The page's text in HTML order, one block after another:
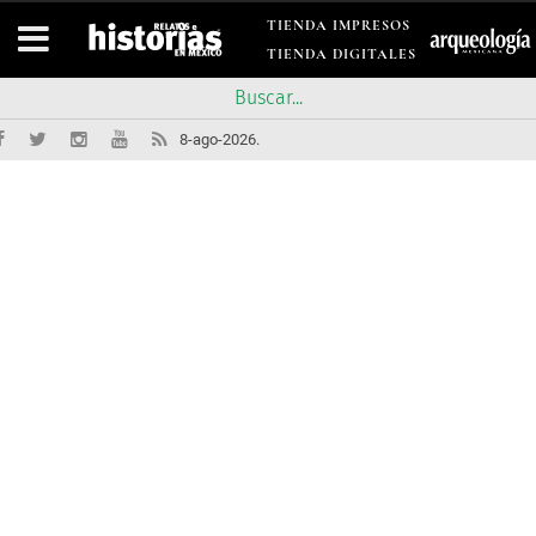
TIENDA IMPRESOS
TIENDA DIGITALES
8-ago-2026.